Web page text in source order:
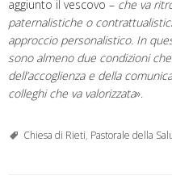
aggiunto il vescovo – che va
paternalistiche o
approccio personalistico. In
sono almeno due condizioni
dell’accoglienza e della
colleghi che va valorizzata».
Chiesa di Rieti, Pastorale della